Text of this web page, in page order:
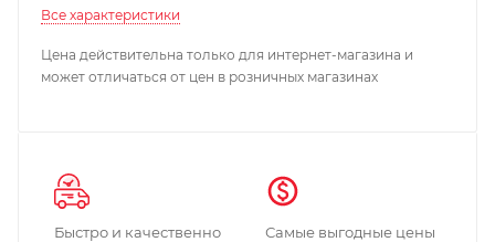
Все характеристики
Цена действительна только для интернет-магазина и
может отличаться от цен в розничных магазинах
Быстро и качественно
Самые выгодные цены